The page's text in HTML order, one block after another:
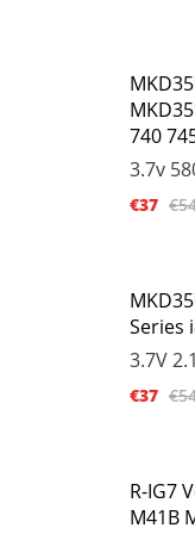
740
3.7v
€37
Series
3.7V
€37
R-IG7
M41B